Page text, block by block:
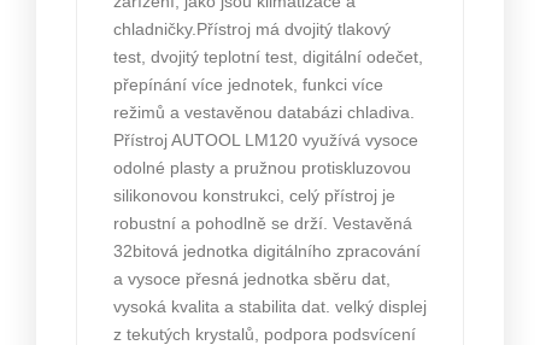
chladničky.Přístroj má dvojitý tlakový
test, dvojitý teplotní test, digitální odečet,
přepínání více jednotek, funkci více
režimů a vestavěnou databázi chladiva.
Přístroj AUTOOL LM120 využívá vysoce
odolné plasty a pružnou protiskluzovou
silikonovou konstrukci, celý přístroj je
robustní a pohodlně se drží. Vestavěná
32bitová jednotka digitálního zpracování
a vysoce přesná jednotka sběru dat,
vysoká kvalita a stabilita dat. velký displej
z tekutých krystalů, podpora podsvícení